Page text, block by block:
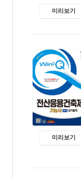
미리보기
미리보기